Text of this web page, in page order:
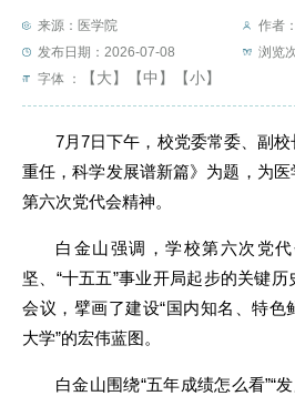
来源：医学院
作者
发布日期：2026-07-08
浏览
字体 ：
【大】 【中】 【小】
7月7日下午，校党委常委、副
重任，科学发展谱新篇》为题，为
第六次党代会精神。
白金山强调，学校第六次党
坚、“十五五”事业开局起步的关键
会议，擘画了建设“国内知名、特色
大学”的宏伟蓝图。
白金山围绕“五年成绩怎么看”“